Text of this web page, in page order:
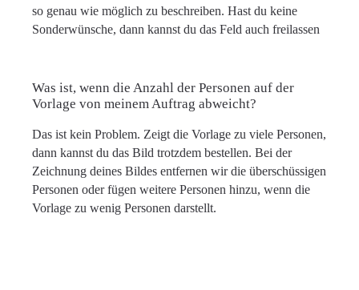
so genau wie möglich zu beschreiben. Hast du keine
Sonderwünsche, dann kannst du das Feld auch freilassen
Was ist, wenn die Anzahl der Personen auf der
Vorlage von meinem Auftrag abweicht?
Das ist kein Problem. Zeigt die Vorlage zu viele Personen,
dann kannst du das Bild trotzdem bestellen. Bei der
Zeichnung deines Bildes entfernen wir die überschüssigen
Personen oder fügen weitere Personen hinzu, wenn die
Vorlage zu wenig Personen darstellt.